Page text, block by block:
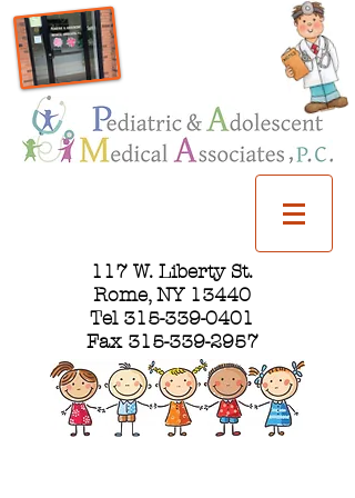
117 W. Liberty St.
Rome, NY 13440
Tel 315-339-0401
Fax 315-339-2957